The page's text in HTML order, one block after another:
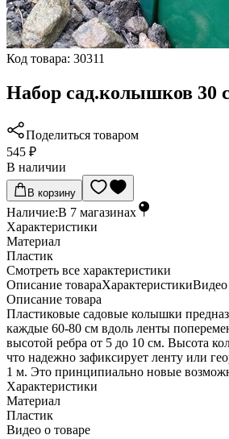
Код товара: 30311
Набор сад.колышков 30
Поделиться товаром
545 ₽
В наличии
В корзину
Наличие:В 7 магазинах
Характеристики
Материал
Пластик
Cмотреть все характеристики
Описание товараХарактеристикиВидео
Описание товара
Пластиковые садовые колышки
каждые 60-80 см вдоль ленты
высотой ребра от 5 до 10 см. Высота
что надежно зафиксирует ленту или
1 м. Это принципиально новые
Характеристики
Материал
Пластик
Видео о товаре